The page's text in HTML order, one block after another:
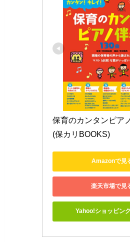
保育のカンタンピア
(保カリBOOKS)
Amazonで見
楽天市場で見
Yahoo!ショッピン